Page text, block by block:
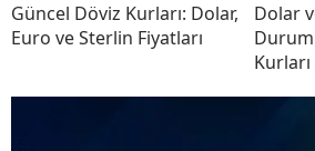
Güncel Döviz Kurları: Dolar,
Euro ve Sterlin Fiyatları
Dolar
Kurları